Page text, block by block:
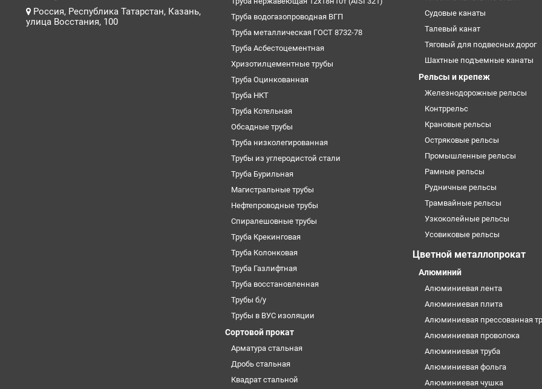
Россия, Республика Татарстан, Казань,
улица Восстания, 100
Труба водогазопроводная ВГП
Труба металлическая ГОСТ 8732-78
Труба Асбестоцементная
Хризотилцементные трубы
Труба Оцинкованная
Труба НКТ
Труба Котельная
Обсадные трубы
Труба низколегированная
Трубы из углеродистой стали
Труба Бурильная
Магистральные трубы
Нефтепроводные трубы
Спиралешовные трубы
Труба Крекинговая
Труба Колонковая
Труба Газлифтная
Труба восстановленная
Трубы б/у
Трубы в ВУС изоляции
Сортовой прокат
Арматура стальная
Дробь стальная
Квадрат стальной
Судовые канаты
Талевый канат
Тяговый для подвесных дорог
Шахтные подъемные канаты
Рельсы и крепеж
Железнодорожные рельсы
Контррельс
Крановые рельсы
Остряковые рельсы
Промышленные рельсы
Рамные рельсы
Рудничные рельсы
Трамвайные рельсы
Узкоколейные рельсы
Усовиковые рельсы
Цветной металлопрокат
Алюминий
Алюминиевая лента
Алюминиевая плита
Алюминиевая прессованная
Алюминиевая проволока
Алюминиевая труба
Алюминиевая фольга
Алюминиевая чушка